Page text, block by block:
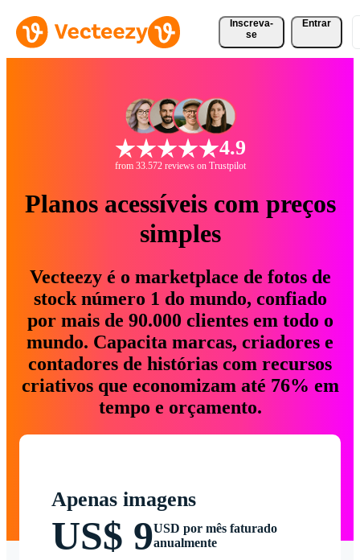
Inscreva-
se
Entrar
4.9
from 33.572 reviews on Trustpilot
Planos acessíveis com preços
simples
Vecteezy é o marketplace de fotos de
stock número 1 do mundo, confiado
por mais de 90.000 clientes em todo o
mundo. Capacita marcas, criadores e
contadores de histórias com recursos
criativos que economizam até 76% em
tempo e orçamento.
Apenas imagens
US$ 9USD por mês faturado
anualmente